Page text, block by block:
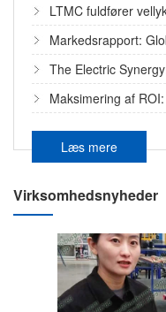
LTMC fuldfører
CNC-
Markedsrapport:
The Electric
the World of Power
Maksimering af
Læs mere
Virksomhedsnyheder